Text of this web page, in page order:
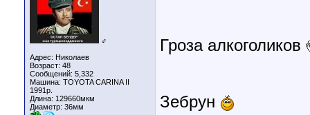
♂
Адрес: Николаев
Возраст: 48
Сообщений: 5,332
Машина: TOYOTA CARINA II
1991р.
Длина: 129660мкм
Диаметр: 36мм
Гроза алкоголиков
Зебрун